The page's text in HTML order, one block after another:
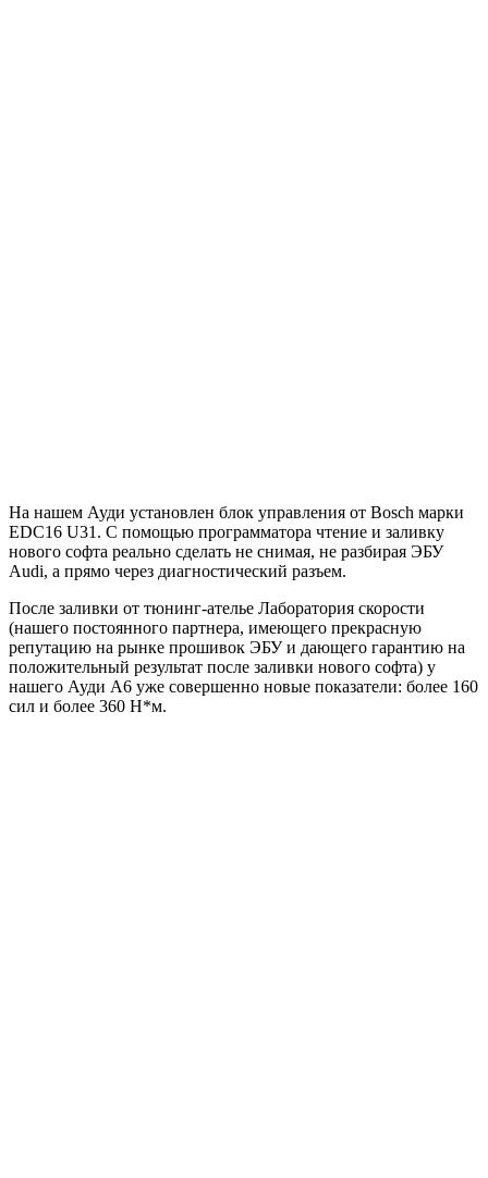
На нашем Ауди установлен блок управления от Bosch марки
EDC16 U31. С помощью программатора чтение и заливку
нового софта реально сделать не снимая, не разбирая ЭБУ
Audi, а прямо через диагностический разъем.
После заливки от тюнинг-ателье Лаборатория скорости
(нашего постоянного партнера, имеющего прекрасную
репутацию на рынке прошивок ЭБУ и дающего гарантию на
положительный результат после заливки нового софта) у
нашего Ауди А6 уже совершенно новые показатели: более 160
сил и более 360 Н*м.